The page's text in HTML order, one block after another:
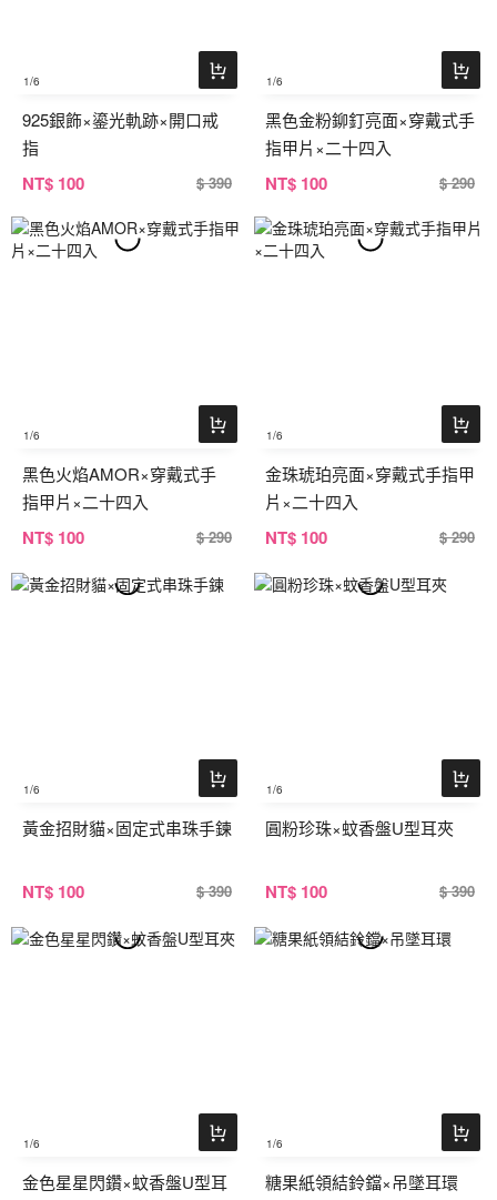
1/6
925銀飾×鎏光軌跡×開口戒
指
NT$ 100 $ 390
1/6
黑色金粉鉚釘亮面×穿戴式手
指甲片×二十四入
NT$ 100 $ 290
1/6
黑色火焰AMOR×穿戴式手
指甲片×二十四入
NT$ 100 $ 290
1/6
金珠琥珀亮面×穿戴式手指甲
片×二十四入
NT$ 100 $ 290
1/6
黃金招財貓×固定式串珠手鍊
NT$ 100 $ 390
1/6
圓粉珍珠×蚊香盤U型耳夾
NT$ 100 $ 390
1/6
金色星星閃鑽×蚊香盤U型耳
1/6
糖果紙領結鈴鐺×吊墜耳環